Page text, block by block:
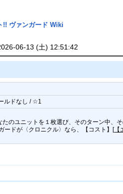
!! ヴァンガード Wiki
06-13 (土) 12:51:42
ルドなし / ☆1
のユニットを１枚選び、そのターン中、
ードが〈クロニクル〉なら、【コスト】[【